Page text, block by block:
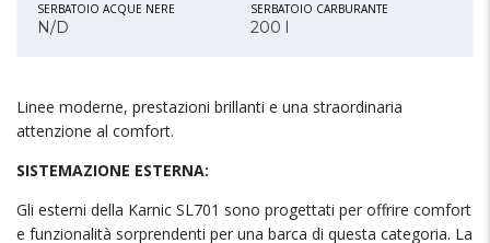
SERBATOIO ACQUE NERE
N/D
SERBATOIO CARBURANTE
200 l
Linee moderne, prestazioni brillanti e una straordinaria
attenzione al comfort.
SISTEMAZIONE ESTERNA:
Gli esterni della Karnic SL701 sono progettati per offrire comfort
e funzionalità sorprendenti per una barca di questa categoria. La